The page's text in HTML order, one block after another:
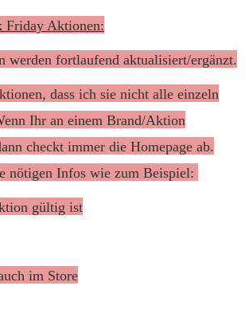
Friday Aktionen:
werden fortlaufend aktualisiert/ergänzt.
dass ich sie nicht alle einzeln
Ihr an einem Brand/Aktion
checkt immer die Homepage ab.
nötigen Infos wie zum Beispiel:
gültig ist
im Store